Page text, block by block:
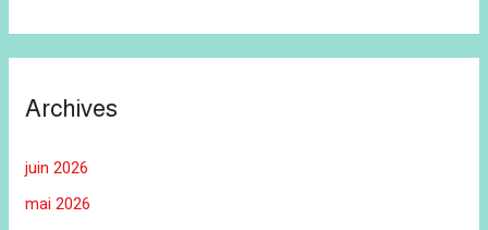
Archives
juin 2026
mai 2026